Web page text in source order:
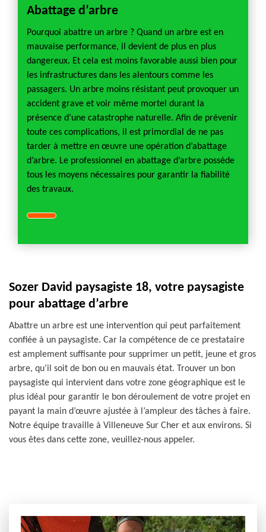
Abattage d’arbre
Pourquoi abattre un arbre ? Quand un arbre est en
mauvaise performance, il devient de plus en plus
dangereux. Et cela est moins favorable aussi bien pour
les infrastructures dans les alentours comme les
passagers. Un arbre moins résistant peut provoquer un
accident grave et voir même mortel durant la
présence d’une catastrophe naturelle. Afin de prévenir
toute ces complications, il est primordial de ne pas
tarder à mettre en œuvre une opération d’abattage
d’arbre. Le professionnel en abattage d’arbre possède
tous les moyens nécessaires pour garantir la fiabilité
des travaux.
Sozer David paysagiste 18, votre paysagiste
pour abattage d’arbre
Abattre un arbre est une intervention qui peut parfaitement
confiée à un paysagiste. Car la compétence de ce prestataire
est amplement suffisante pour supprimer un petit, jeune et gros
arbre, qu’il soit de bon ou en mauvais état. Trouver un bon
paysagiste qui intervient dans votre zone géographique est le
plus idéal pour garantir le bon déroulement de votre projet en
payant la main d’œuvre ajustée à l’ampleur des tâches à faire.
Notre équipe travaille à Villeneuve Sur Cher et aux environs. Si
vous êtes dans cette zone, veuillez-nous appeler.